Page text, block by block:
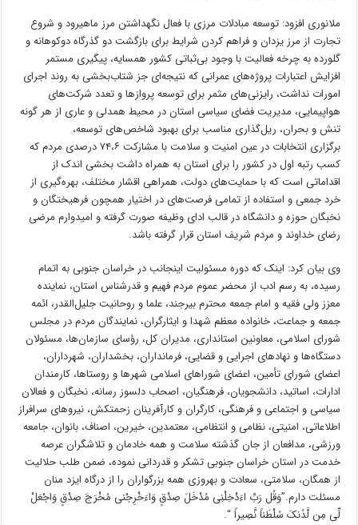
ملانوری افزود: توسعه مبادلات مرزی با فعال نگهداشتن مرز ماهیرود و شروع
تجارت از مرز یزدان و فراهم کردن شرایط برای بازگشت دو گذرگاه دوکوهانه و
گلورده به چرخه فعالیت با وجود بی‌ثباتی کشور همسایه، پیگیری مستمر
افزایش اعتبارات پروژه‌های عمرانی که نتیجه‌ای جز شتاب‌بخشی به روند اجرای
امورات نداشت، رایزنی‌های مثمر برای توسعه پروازها و تعدد شرکت‌های
هواپیمایی، مدیریت فضای سیاسی استان در محیط همدلی و عاری از هر گونه
تنش و بحران، ریل‌گذاری مناسب برای بهبود شاخص‌های توسعه،
برگزاری انتخابات در عین امنیت و سلامت با مشارکت ۷۴،۶ درصدی مردم که
کسب رتبه اول در کشور را برای استان به همراه داشت بخشی اندک از
اقداماتی است که با حمایت‌های دولت، همراهی اقشار مختلف، بهره‌گیری از
خرد جمعی و استفاده از تمامی فرصت‌های در اختیار همچون فرهیختگان و
نخبگان حوزه و دانشگاه در قالب ادای وظیفه صورت گرفته و امیدوارم مرضی
رضای خداوند و مردم شریف استان قرار گرفته باشد.
وی بیان کرد: اینک که دوره مسئولیت اینجانب در خراسان جنوبی به اتمام
رسیده، به رسم ادب از محضر عموم مردم فهیم و قدرشناس استان، نماینده
معزز ولی فقیه و امام جمعه محترم بیرجند، علما و روحانیت جلیل‌القدر، ائمه
جمعه و جماعت، خانواده معظم شهدا و ایثارگران، نمایندگان مردم در مجلس
شورای اسلامی، معاونین استانداری، مدیران کل، رؤسای سازمان‌ها، مسئولان
دستگاه‌ها و نهادهای اجرایی و قضایی، فرمانداران، بخشداران، شهرداران،
اعضای شورای تأمین، اعضای شوراهای اسلامی شهرها و روستاها، کارمندان
ادارات، اساتید، دانشجویان، فرهنگیان، اصحاب دلسوز رسانه، نخبگان و فعالان
سیاسی و اجتماعی و فرهنگی، کارگران و کارآفرینان زحمتکش، نیروهای سرافراز
اطلاعاتی، امنیتی، نظامی و انتظامی، معتمدین، خیرین، اصناف، بانوان، جامعه
ورزشی، مدافعان از جان گذشته سلامت و همه خادمان و تلاشگران عرصه
خدمت در استان خراسان جنوبی تشکر و قدردانی نموده، ضمن طلب حلالیت
از همگان، سلامتی، سعادت و بهروزی همه بزرگواران را از درگاه ایزد منان
مسئلت دارم.”وَقُل رَبِّ اءَدْخِلْنِی مُدْخَلَ صِدْقٍ وَاءَخْرِجْنی مُخْرَجَ صِدْقٍ وَاجْعَلْ
لِّی مِن لَّدُنکَ سُلْطَناً نَّصِیراً “.